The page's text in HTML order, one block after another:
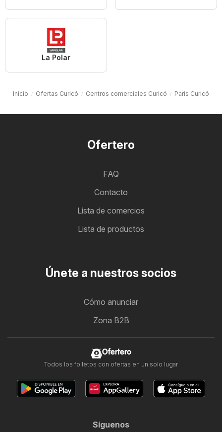
La Polar
Inicio Ofertas Curicó Centros comerciales Curicó Paris Curicó
Ofertero
FAQ
Contacto
Lista de comercios
Lista de productos
Únete a nuestros socios
Cómo anunciar
Zona B2B
Ofertero
Todos los folletos con ofertas en un solo lugar
Síguenos